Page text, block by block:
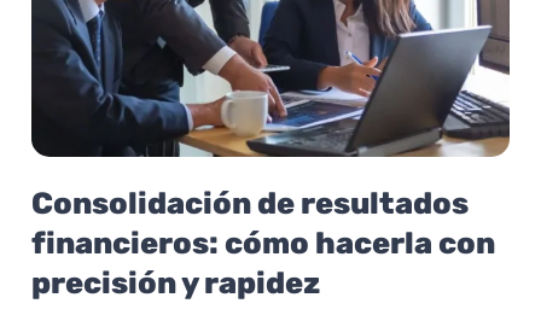
Consolidación de resultados
financieros: cómo hacerla con
precisión y rapidez